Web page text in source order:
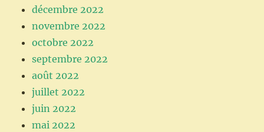
décembre 2022
novembre 2022
octobre 2022
septembre 2022
août 2022
juillet 2022
juin 2022
mai 2022